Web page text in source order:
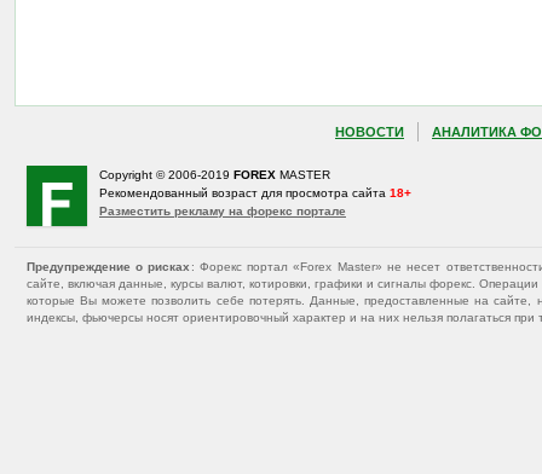
НОВОСТИ АНАЛИТИКА
Copyright © 2006-2019 FOREX MASTER
Рекомендованный возраст для просмотра сайта 18+
Разместить рекламу на форекс портале
Предупреждение о рисках : Форекс портал «Forex Master» не несет
сайте, включая данные, курсы валют, котировки, графики и сигналы форекс.
которые Вы можете позволить себе потерять. Данные, предоставленные на
индексы, фьючерсы носят ориентировочный характер и на них нельзя полагаться при